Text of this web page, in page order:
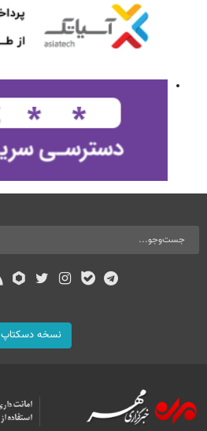
نسخه دسکتاپ